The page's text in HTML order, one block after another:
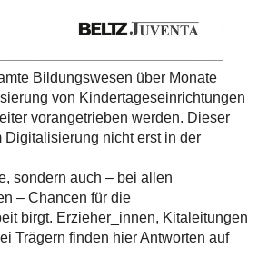
Bildungswesen über Monate
von Kindertageseinrichtungen
vorangetrieben werden. Dieser
Digitalisierung nicht erst in der
sondern auch – bei allen
– Chancen für die
birgt. Erzieher_innen, Kitaleitungen
Trägern finden hier Antworten auf